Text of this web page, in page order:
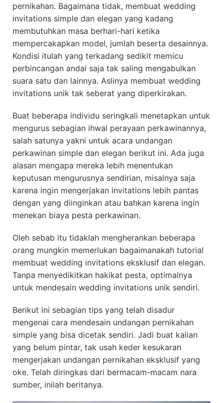
pernikahan. Bagaimana tidak, membuat wedding
invitations simple dan elegan yang kadang
membutuhkan masa berhari-hari ketika
mempercakapkan model, jumlah beserta desainnya.
Kondisi itulah yang terkadang sedikit memicu
perbincangan andai saja tak saling mengabulkan
suara satu dan lainnya. Aslinya membuat wedding
invitations unik tak seberat yang diperkirakan.
Buat beberapa individu seringkali menetapkan untuk
mengurus sebagian ihwal perayaan perkawinannya,
salah satunya yakni untuk acara undangan
perkawinan simple dan elegan berikut ini. Ada juga
alasan mengapa mereka lebih menentukan
keputusan mengurusnya sendirian, misalnya saja
karena ingin mengerjakan invitations lebih pantas
dengan yang diinginkan atau bahkan karena ingin
menekan biaya pesta perkawinan.
Oleh sebab itu tidaklah mengherankan beberapa
orang mungkin memerlukan bagaimanakah tutorial
membuat wedding invitations eksklusif dan elegan.
Tanpa menyedikitkan hakikat pesta, optimalnya
untuk mendesain wedding invitations unik sendiri.
Berikut ini sebagian tips yang telah disadur
mengenai cara mendesain undangan pernikahan
simple yang bisa dicetak sendiri. Jadi buat kalian
yang belum pintar, tak usah keder kesukaran
mengerjakan undangan pernikahan eksklusif yang
oke. Telah diringkas dari bermacam-macam nara
sumber, inilah beritanya.